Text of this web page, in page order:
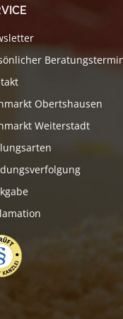
Obertshausen
Weiterstadt